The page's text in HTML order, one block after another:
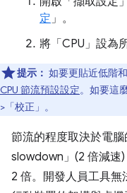
定 」。
將「CPU」 設為
提示： 如要更貼近低階
CPU 節流預設設定。如要這
>「校正」 。
節流的程度取決於電
slowdown」(2 倍減速)
2 倍。開發人員工具無